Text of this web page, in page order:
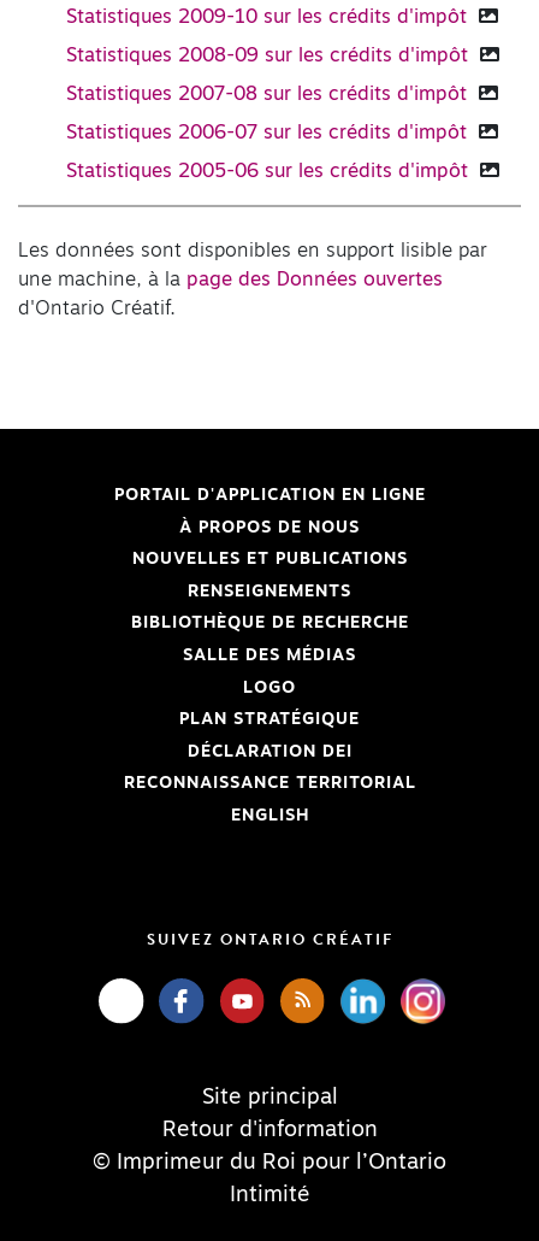
Statistiques 2009-10 sur les crédits d'impôt
Statistiques 2008-09 sur les crédits d'impôt
Statistiques 2007-08 sur les crédits d'impôt
Statistiques 2006-07 sur les crédits d'impôt
Statistiques 2005-06 sur les crédits d'impôt
Les données sont disponibles en support lisible par
une machine, à la page des Données ouvertes
d'Ontario Créatif.
PORTAIL D'APPLICATION EN LIGNE
À PROPOS DE NOUS
NOUVELLES ET PUBLICATIONS
RENSEIGNEMENTS
BIBLIOTHÈQUE DE RECHERCHE
SALLE DES MÉDIAS
LOGO
PLAN STRATÉGIQUE
DÉCLARATION DEI
RECONNAISSANCE TERRITORIAL
ENGLISH
SUIVEZ ONTARIO CRÉATIF
Site principal
Retour d'information
© Imprimeur du Roi pour l’Ontario
Intimité